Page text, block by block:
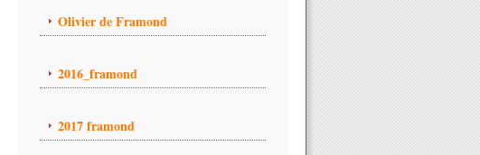
Olivier de Framond
2016_framond
2017 framond